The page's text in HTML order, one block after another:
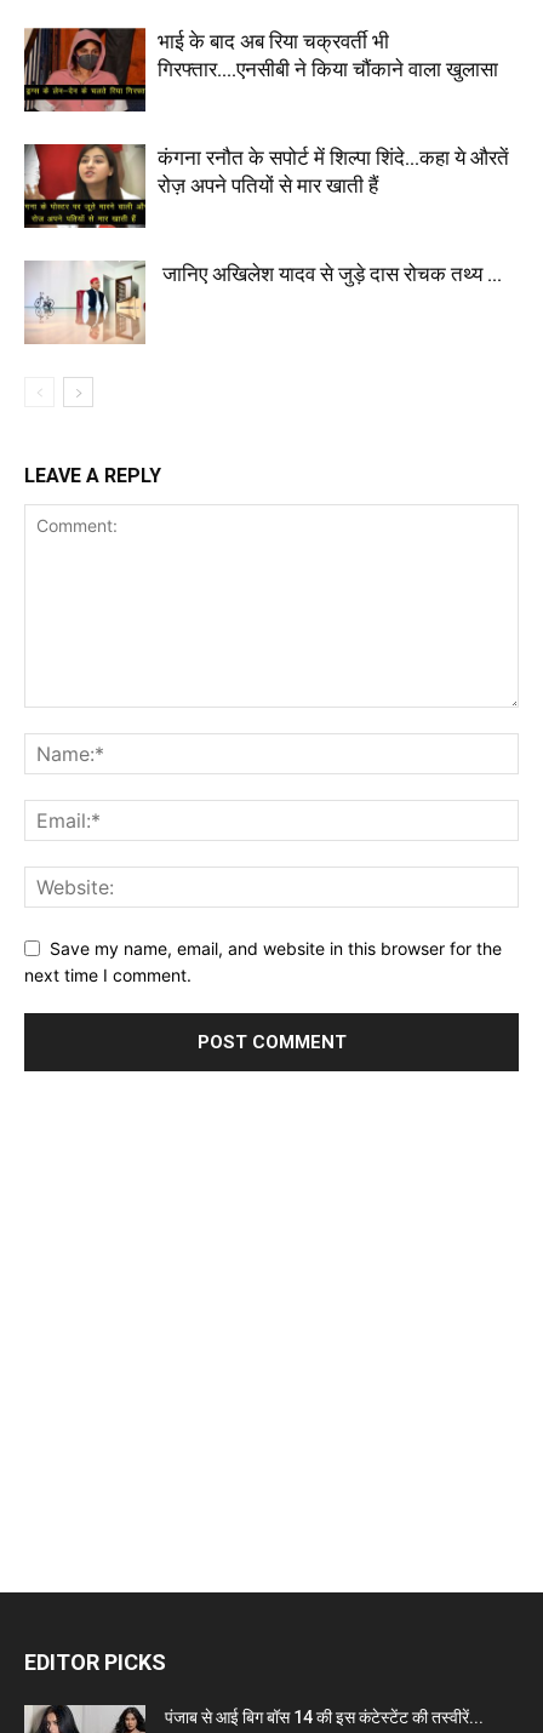
भाई के बाद अब रिया चक्रवर्ती भी
गिरफ्तार….एनसीबी ने किया चौंकाने वाला खुलासा
कंगना रनौत के सपोर्ट में शिल्पा शिंदे…कहा ये औरतें
रोज़ अपने पतियों से मार खाती हैं
जानिए अखिलेश यादव से जुड़े दास रोचक तथ्य …
LEAVE A REPLY
Save my name, email, and website in this browser for the
next time I comment.
EDITOR PICKS
पंजाब से आई बिग बॉस 14 की इस कंटेस्टेंट की तस्वीरें...